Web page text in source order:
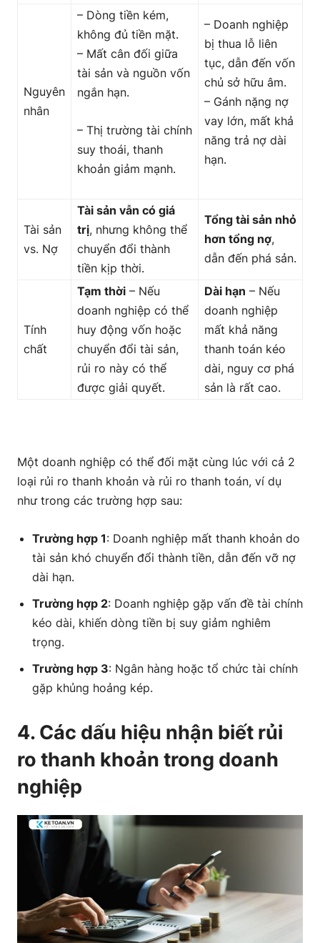
Nguyên
nhân
– Dòng tiền kém,
không đủ tiền mặt.
– Mất cân đối giữa
tài sản và nguồn vốn
ngắn hạn.
– Thị trường tài chính
suy thoái, thanh
khoản giảm mạnh.
– Doanh nghiệp
bị thua lỗ liên
tục, dẫn đến vốn
chủ sở hữu âm.
– Gánh nặng nợ
vay lớn, mất khả
năng trả nợ dài
hạn.
Tài sản
vs. Nợ
Tài sản vẫn có giá
trị, nhưng không thể
chuyển đổi thành
tiền kịp thời.
Tổng tài sản nhỏ
hơn tổng nợ,
dẫn đến phá sản.
Tính
chất
Tạm thời – Nếu
doanh nghiệp có thể
huy động vốn hoặc
chuyển đổi tài sản,
rủi ro này có thể
được giải quyết.
Dài hạn – Nếu
doanh nghiệp
mất khả năng
thanh toán kéo
dài, nguy cơ phá
sản là rất cao.
Một doanh nghiệp có thể đối mặt cùng lúc với cả 2
loại rủi ro thanh khoản và rủi ro thanh toán, ví dụ
như trong các trường hợp sau:
Trường hợp 1: Doanh nghiệp mất thanh khoản do
tài sản khó chuyển đổi thành tiền, dẫn đến vỡ nợ
dài hạn.
Trường hợp 2: Doanh nghiệp gặp vấn đề tài chính
kéo dài, khiến dòng tiền bị suy giảm nghiêm
trọng.
Trường hợp 3: Ngân hàng hoặc tổ chức tài chính
gặp khủng hoảng kép.
4. Các dấu hiệu nhận biết rủi
ro thanh khoản trong doanh
nghiệp